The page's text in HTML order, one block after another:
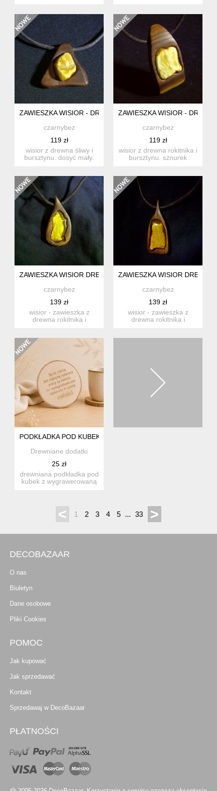
ZAWIESZKA WISIOR - DREWNO / BURSZTYN
czarnybez
119 zł
wisior z drewna śliwy i
bursztynu. dosyć mały.
ZAWIESZKA WISIOR -
czarnybez
119 zł
wisior z drewna rokitnika i
bursztynu. sznurek
ZAWIESZKA WISIOR DREWNO BURSZTYN
czarnybez
139 zł
wisior - zawieszka z
drewna rokitnika i
ZAWIESZKA WISIOR
czarnybez
139 zł
wisior - zawieszka z
drewna rokitnika i
PODKŁADKA POD KUBEK Z DREWNA SENTENCJA,
Drewniane dodatki
25 zł
drewniana podkładka pod
kubek z wygrawerowaną
< 1 2 3 4 5 ... 33 >
DECOBAZAAR
O nas
Biuletyn
Dane osobowe
Pliki Cookies
POMOC
Jak kupować
Jak sprzedawać
Kontakt
Sprzedawaj w DecoBazaar
PŁATNOŚCI